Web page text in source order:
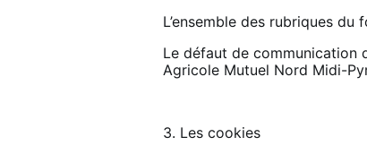
L’ensemble des rubriques
Le défaut de communication
Agricole Mutuel Nord Midi-
3. Les cookies